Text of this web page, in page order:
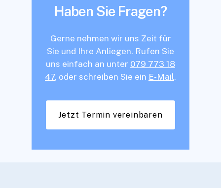
Haben Sie Fragen?
Gerne nehmen wir uns Zeit für
Sie und Ihre Anliegen. Rufen Sie
uns einfach an unter 079 773 18
47, oder schreiben Sie ein E-Mail.
Jetzt Termin vereinbaren